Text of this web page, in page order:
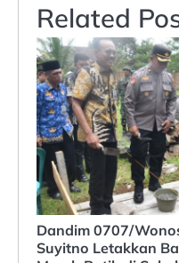
Related
Dandim 0707/
Suyitno Letakkan